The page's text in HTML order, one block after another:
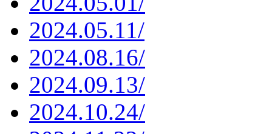
2024.05.11/
2024.08.16/
2024.09.13/
2024.10.24/